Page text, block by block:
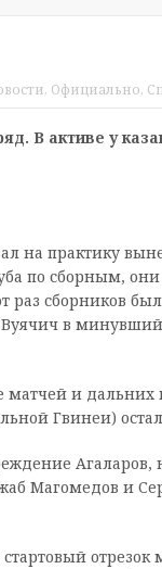
, Официально,
В активе у
на практику
по сборным,
раз сборников
в
и дальних
Гвинеи)
Магомедов и
отрезок